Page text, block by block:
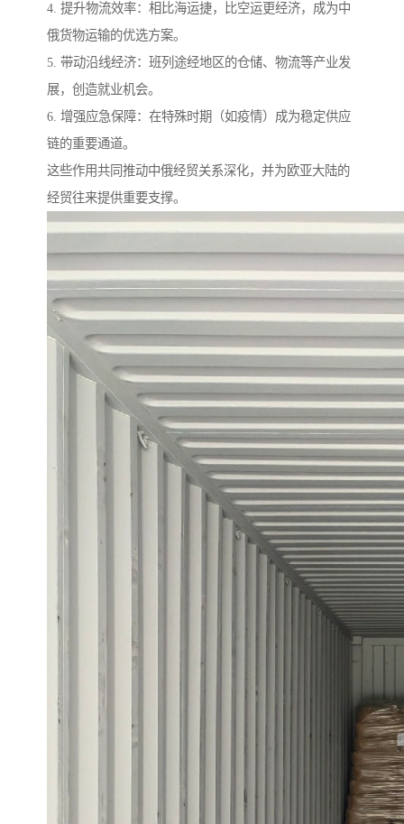
4. 提升物流效率：相比海运捷，比空运更经济，成为中
俄货物运输的优选方案。
5. 带动沿线经济：班列途经地区的仓储、物流等产业发
展，创造就业机会。
6. 增强应急保障：在特殊时期（如疫情）成为稳定供应
链的重要通道。
这些作用共同推动中俄经贸关系深化，并为欧亚大陆的
经贸往来提供重要支撑。